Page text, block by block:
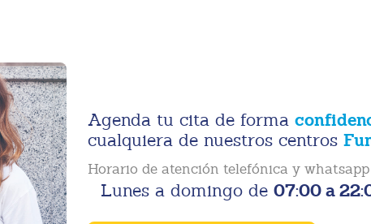
Agenda tu cita de forma
cualquiera de nuestros centros
Horario de atención telefónica y
Lunes a domingo de 07:00 a